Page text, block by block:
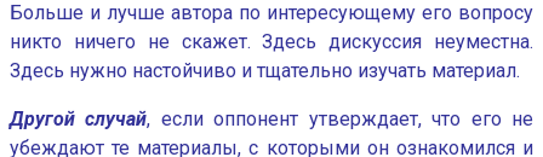
Больше и лучше автора по интересующему его вопросу
никто ничего не скажет. Здесь дискуссия неуместна.
Здесь нужно настойчиво и тщательно изучать материал.
Другой случай, если оппонент утверждает, что его не
убеждают те материалы, с которыми он ознакомился и